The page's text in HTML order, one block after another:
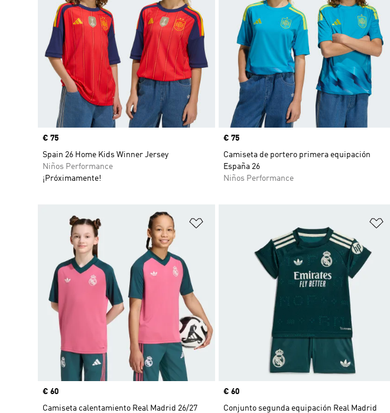
Precio
€ 75
Spain 26 Home Kids Winner Jersey
Niños Performance
¡Próximamente!
Precio
€ 75
Camiseta de portero primera equipación
España 26
Niños Performance
Precio
€ 60
Camiseta calentamiento Real Madrid 26/27
Precio
€ 60
Conjunto segunda equipación Real Madrid